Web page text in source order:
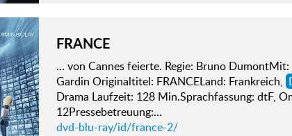
FRANCE
… von Cannes feierte. Regie: Bruno
Gardin Originaltitel: FRANCELand: Frankreich,
Drama Laufzeit: 128 Min.Sprachfassung: dtF,
12Pressebetreuung:…
dvd-blu-ray/id/france-2/